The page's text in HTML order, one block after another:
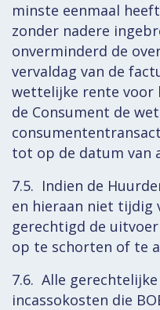
minste eenmaal
zonder nadere
onverminderd de
vervaldag van de
wettelijke rente voor
de Consument de
tot op de datum van
7.5. Indien de
en hieraan niet tijdig
gerechtigd de
op te schorten of te
7.6. Alle
incassokosten die